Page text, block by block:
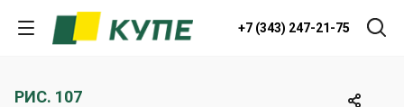
+7 (343) 247-21-75
РИС. 107